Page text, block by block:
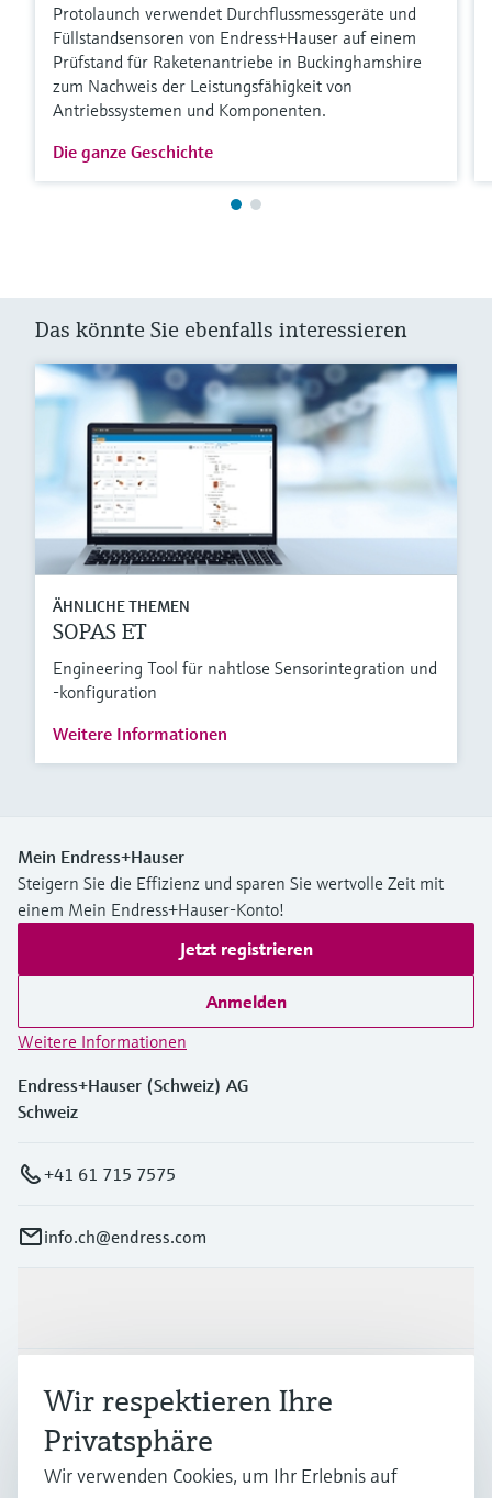
Protolaunch verwendet Durchflussmessgeräte und
Füllstandsensoren von Endress+Hauser auf einem
Prüfstand für Raketenantriebe in Buckinghamshire
zum Nachweis der Leistungsfähigkeit von
Antriebssystemen und Komponenten.
Die ganze Geschichte
Das könnte Sie ebenfalls interessieren
ÄHNLICHE THEMEN
SOPAS ET
Engineering Tool für nahtlose Sensorintegration und
-konfiguration
Weitere Informationen
Mein Endress+Hauser
Steigern Sie die Effizienz und sparen Sie wertvolle Zeit mit
einem Mein Endress+Hauser-Konto!
Jetzt registrieren
Anmelden
Weitere Informationen
Endress+Hauser (Schweiz) AG
Schweiz
+41 61 715 7575
info.ch@endress.com
Branchen
Support
Wir respektieren Ihre
Privatsphäre
Wir verwenden Cookies, um Ihr Erlebnis auf